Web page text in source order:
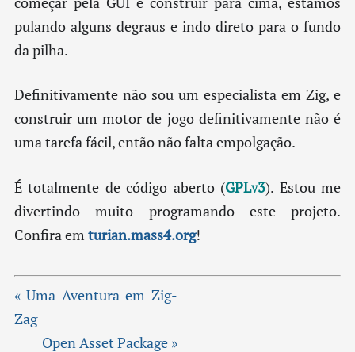
pulando alguns degraus e indo direto para o fundo
da pilha.
Definitivamente não sou um especialista em Zig, e
construir um motor de jogo definitivamente não é
uma tarefa fácil, então não falta empolgação.
É totalmente de código aberto (GPLv3). Estou me
divertindo muito programando este projeto.
Confira em turian.mass4.org!
« Uma Aventura em Zig-
Zag
Open Asset Package »